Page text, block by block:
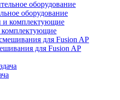
оборудование
комплектующие
для Fusion AP